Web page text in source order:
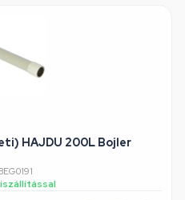
HAJDU 200L Bojler